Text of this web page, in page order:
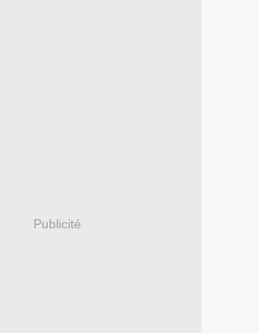
Publicité